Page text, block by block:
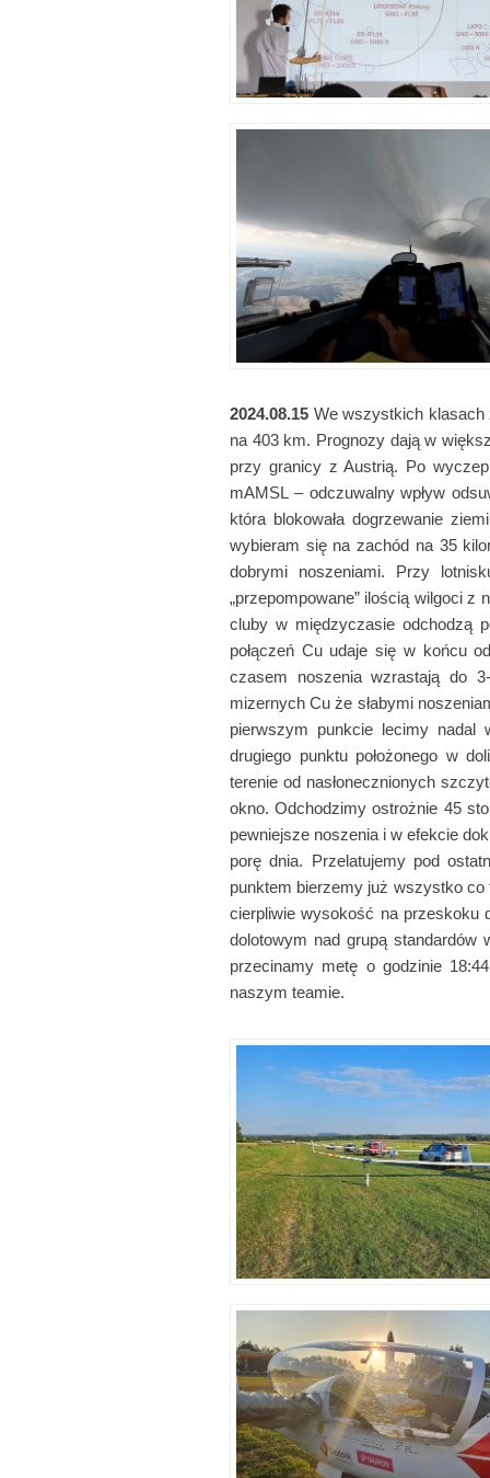
2024.08.15 We wszystkich klasach
na 403 km. Prognozy dają w
przy granicy z Austrią. Po
mAMSL – odczuwalny wpływ
która blokowała dogrzewanie
wybieram się na zachód na 35
dobrymi noszeniami. Przy
„przepompowane” ilością wilgoci
cluby w międzyczasie odchodzą
połączeń Cu udaje się w końcu
czasem noszenia wzrastają do
mizernych Cu że słabymi
pierwszym punkcie lecimy nadal
drugiego punktu położonego w
terenie od nasłonecznionych
okno. Odchodzimy ostrożnie 45
pewniejsze noszenia i w efekcie
porę dnia. Przelatujemy pod
punktem bierzemy już wszystko
cierpliwie wysokość na przeskoku
dolotowym nad grupą
przecinamy metę o godzinie
naszym teamie.